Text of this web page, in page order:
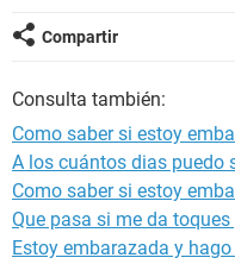
Compartir
Consulta también:
Como saber si estoy
A los cuántos dias puedo
Como saber si estoy
Que pasa si me da
Estoy embarazada y